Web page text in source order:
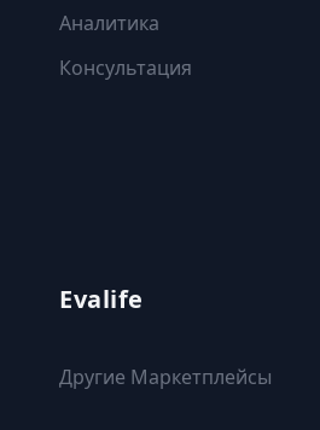
Аналитика
Консультация
Evalife
Другие Маркетплейсы